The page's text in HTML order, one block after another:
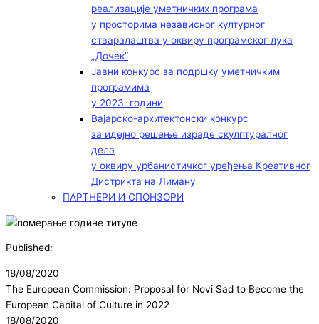
реализације уметничких програма
у просторима независног културног
стваралаштва у оквиру програмског лука
„Дочек”
Јавни конкурс за подршку уметничким
програмима
у 2023. години
Вајарско-архитектонски конкурс
за идејно решење израде скулптуралног
дела
у оквиру урбанистичког уређења Креативног
Дистрикта на Лиману
ПАРТНЕРИ И СПОНЗОРИ
Published:
18/08/2020
The European Commission: Proposal for Novi Sad to Become the
European Capital of Culture in 2022
18/08/2020